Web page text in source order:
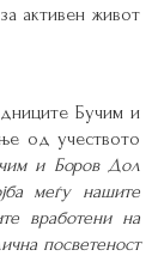
активен живот
Бучим и
од учеството
и Боров Дол
меѓу нашите
вработени на
посветеност